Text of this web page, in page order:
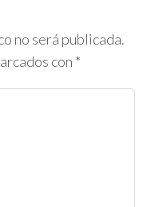
no será publicada.
con *